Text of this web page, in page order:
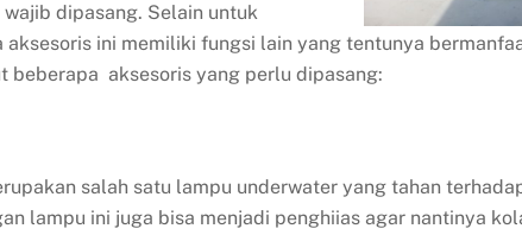
dipasang. Selain untuk
ini memiliki fungsi lain yang tentunya
beberapa aksesoris yang perlu dipasang:
salah satu lampu underwater yang tahan
lampu ini juga bisa menjadi penghiias agar nantinya